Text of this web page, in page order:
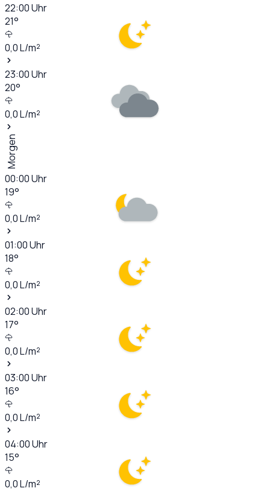
22:00Uhr
21°
0,0L/m²
23:00Uhr
20°
0,0L/m²
Morgen
00:00Uhr
19°
0,0L/m²
01:00Uhr
18°
0,0L/m²
02:00Uhr
17°
0,0L/m²
03:00Uhr
16°
0,0L/m²
04:00Uhr
15°
0,0L/m²